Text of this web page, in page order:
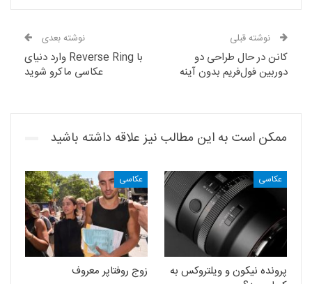
نوشته قبلی
کانن در حال طراحی دو
دوربین فول‌فریم بدون آینه
نوشته بعدی
با Reverse Ring وارد دنیای
عکاسی ماکرو شوید
ممکن است به این مطالب نیز علاقه داشته باشید
عکاسی
پرونده نیکون و ویلتروکس به
عکاسی
زوج روفتاپر معروف